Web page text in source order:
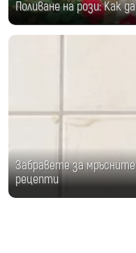
Поливане на рози: Как
Забравете за
рецепти